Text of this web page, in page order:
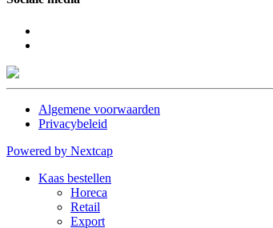
Algemene voorwaarden
Privacybeleid
Powered by Nextcap
Kaas bestellen
Horeca
Retail
Export